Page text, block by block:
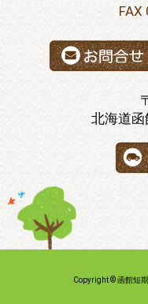
北海道
Copyright © 函館短